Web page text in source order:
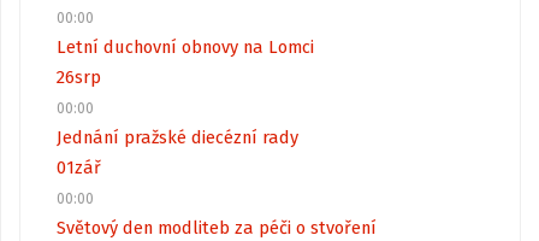
00:00
Letní duchovní obnovy na Lomci
26srp
00:00
Jednání pražské diecézní rady
01zář
00:00
Světový den modliteb za péči o stvoření